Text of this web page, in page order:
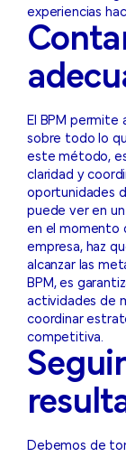
experiencias
El BPM
sobre todo lo
este método,
claridad y
oportunidades
puede ver en
en el momento
empresa, haz
alcanzar las
BPM, es
actividades de
coordinar
competitiva.
Debemos de